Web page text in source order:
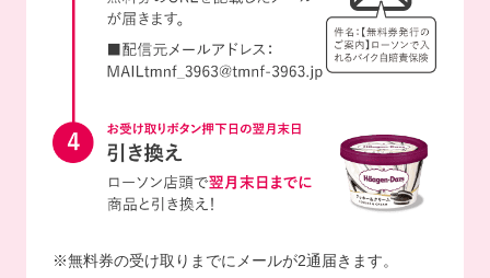
※無料券の受け取りまでにメールが2通届きます。